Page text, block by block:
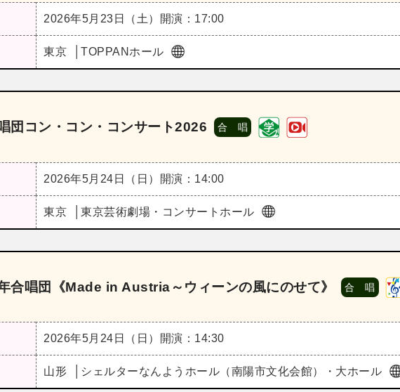
2026年5月23日（土） 開演：17:00
東京 TOPPANホール
団コン・コン・コンサート2026 合 唱
2026年5月24日（日） 開演：14:00
東京 東京芸術劇場・コンサートホール
合唱団《Made in Austria～ウィーンの風にのせて》 合 唱
2026年5月24日（日） 開演：14:30
山形 シェルターなんようホール（南陽市文化会館）・大ホール